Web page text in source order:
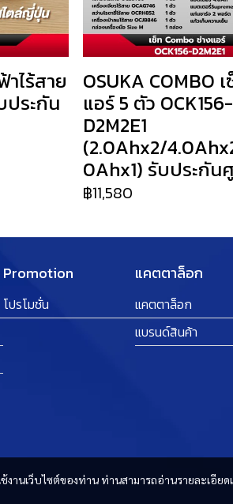
าไร้สาย
ประกัน
OSUKA COMBO
แอร์ 5 ตัว OCK156-
D2M2E1
(2.0Ahx2/
0Ahx1) รับประกัน
฿11,580
านเว็บไซต์ของท่าน ท่านสามารถอ่านรายละเอียด
Promotion
โปรโมชั่น
แคตตาล็อก
แคตตาล็อก
แบรนด์สินค้า